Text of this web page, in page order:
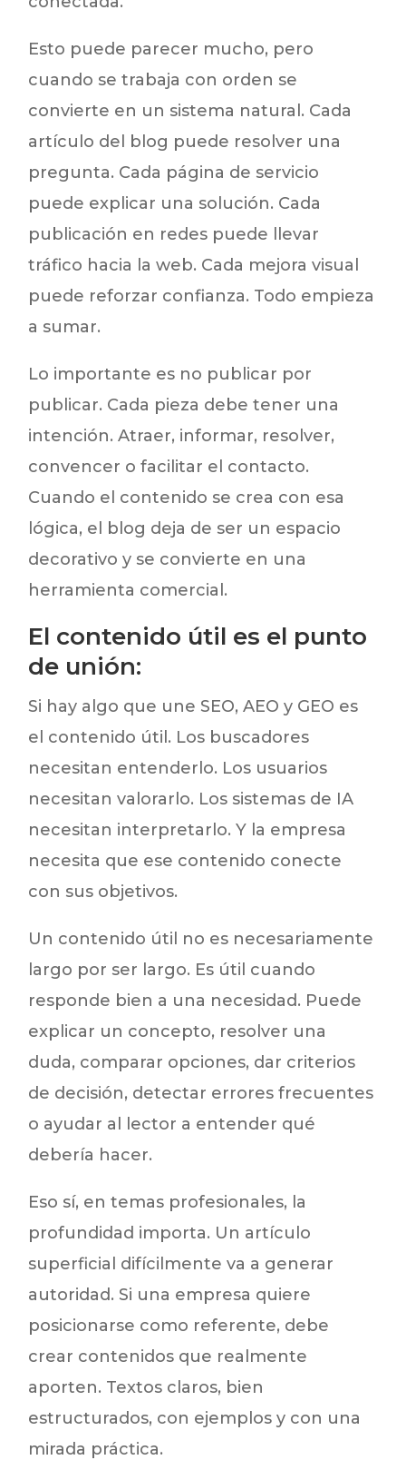
Esto puede parecer mucho, pero
cuando se trabaja con orden se
convierte en un sistema natural. Cada
artículo del blog puede resolver una
pregunta. Cada página de servicio
puede explicar una solución. Cada
publicación en redes puede llevar
tráfico hacia la web. Cada mejora visual
puede reforzar confianza. Todo empieza
a sumar.
Lo importante es no publicar por
publicar. Cada pieza debe tener una
intención. Atraer, informar, resolver,
convencer o facilitar el contacto.
Cuando el contenido se crea con esa
lógica, el blog deja de ser un espacio
decorativo y se convierte en una
herramienta comercial.
El contenido útil es el punto
de unión:
Si hay algo que une SEO, AEO y GEO es
el contenido útil. Los buscadores
necesitan entenderlo. Los usuarios
necesitan valorarlo. Los sistemas de IA
necesitan interpretarlo. Y la empresa
necesita que ese contenido conecte
con sus objetivos.
Un contenido útil no es necesariamente
largo por ser largo. Es útil cuando
responde bien a una necesidad. Puede
explicar un concepto, resolver una
duda, comparar opciones, dar criterios
de decisión, detectar errores frecuentes
o ayudar al lector a entender qué
debería hacer.
Eso sí, en temas profesionales, la
profundidad importa. Un artículo
superficial difícilmente va a generar
autoridad. Si una empresa quiere
posicionarse como referente, debe
crear contenidos que realmente
aporten. Textos claros, bien
estructurados, con ejemplos y con una
mirada práctica.